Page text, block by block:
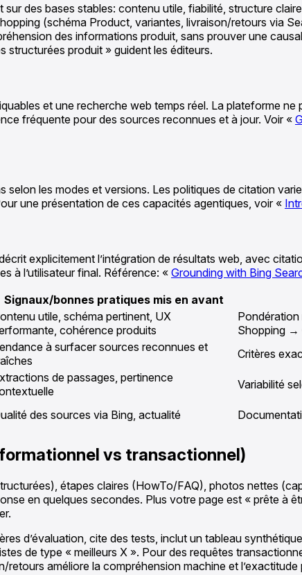
des bases stables: contenu utile, fiabilité, structure
(schéma Product, variantes, livraison/retours via
des informations produit, sans prouver une
structurées produit » guident les éditeurs.
et une recherche web temps réel. La plateforme ne
fréquente pour des sources reconnues et à jour. Voir «
les modes et versions. Les politiques de citation
une présentation de ces capacités agentiques, voir «
explicitement l’intégration de résultats web, avec
à l’utilisateur final. Référence: « Grounding with Bing
Signaux/bonnes pratiques mis en avant
utile, schéma pertinent, UX
cohérence produits
Pondération
Shopping →
à surfacer sources reconnues et
Critères
de passages, pertinence
Variabilité
des sources via Bing, actualité
vs transactionnel)
étapes claires (HowTo/FAQ), photos nettes
en quelques secondes. Plus votre page est « prête à
d’évaluation, cite des tests, inclut un tableau
de type « meilleurs X ». Pour des requêtes
améliore la compréhension machine et